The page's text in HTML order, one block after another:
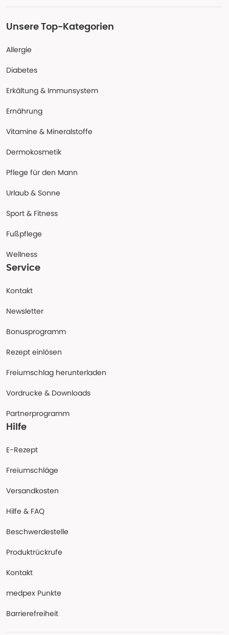
Unsere Top-Kategorien
Allergie
Diabetes
Erkältung & Immunsystem
Ernährung
Vitamine & Mineralstoffe
Dermokosmetik
Pflege für den Mann
Urlaub & Sonne
Sport & Fitness
Fußpflege
Wellness
Service
Kontakt
Newsletter
Bonusprogramm
Rezept einlösen
Freiumschlag herunterladen
Vordrucke & Downloads
Partnerprogramm
Hilfe
E-Rezept
Freiumschläge
Versandkosten
Hilfe & FAQ
Beschwerdestelle
Produktrückrufe
Kontakt
medpex Punkte
Barrierefreiheit